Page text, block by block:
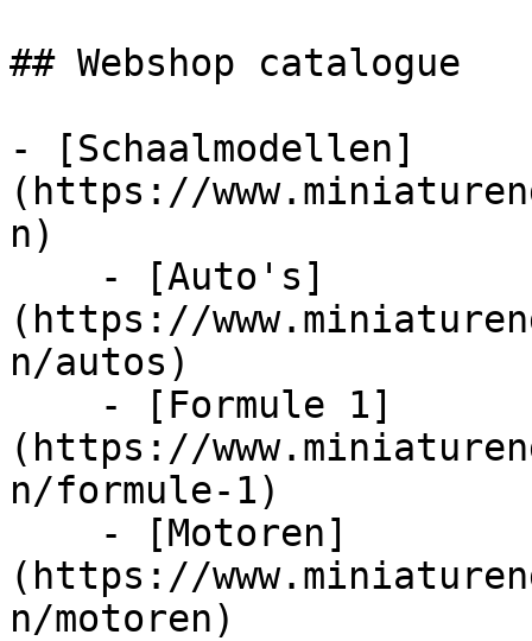
## Webshop catalogue
- [Schaalmodellen]
(https://
n)
(https://
n/autos)
(https://
n/formule-1)
(https://
n/motoren)